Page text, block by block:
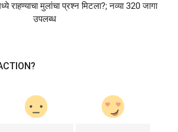
राहण्याचा मुलांचा प्रश्न मिटला?; नव्या 320 जागा
उपलब्ध